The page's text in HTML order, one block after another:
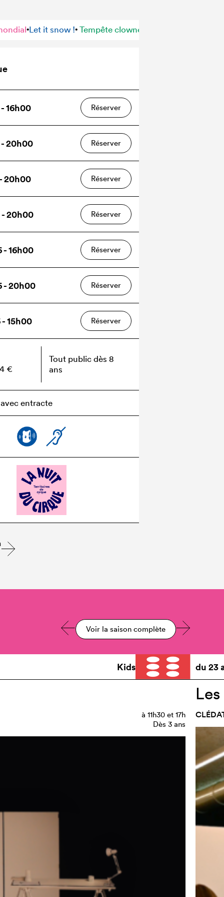
!• Tempête clownesque•Phénomène mondial
- 16h00 Réserver
- 20h00 Réserver
20h00 Réserver
- 20h00 Réserver
- 16h00 Réserver
- 20h00 Réserver
- 15h00 Réserver
€
Tout public dès 8
ans
entracte
Voir la saison complète
Kids
à 11h30et 17h
Dès 3 ans
du 23